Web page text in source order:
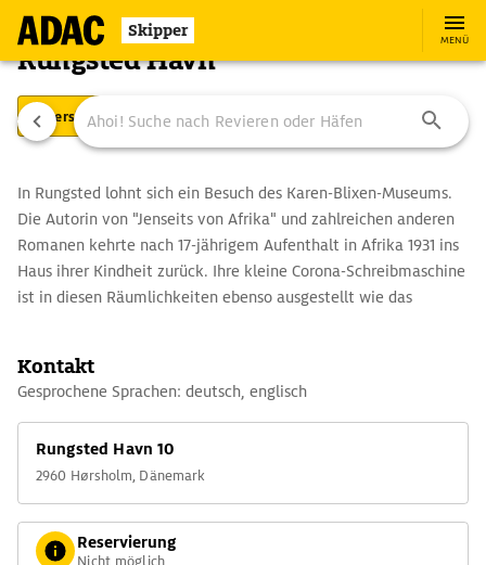
Skipper MENÜ
Rungsted Havn
Übersicht Ausstattung Ansteuerung
In Rungsted lohnt sich ein Besuch des Karen-Blixen-Museums.
Die Autorin von "Jenseits von Afrika" und zahlreichen anderen
Romanen kehrte nach 17-jährigem Aufenthalt in Afrika 1931 ins
Haus ihrer Kindheit zurück. Ihre kleine Corona-Schreibmaschine
ist in diesen Räumlichkeiten ebenso ausgestellt wie das
abstürzte. Die Bibliothek zeigt Werke und Übersetzungen der
eigenwilligen Schriftstellerin, die auch unter Isaak Dinesen oder
Tania Blixen publizierte. Rungstedlund schließt sich ein Park
an, in dem die Schriftstellerin unter einer Buche begraben ist.
Er ist ein Vogelschutzgebiet, aber jedermann zugänglich.
Kontakt
Gesprochene Sprachen: deutsch, englisch
Rungsted Havn 10
2960 Hørsholm, Dänemark
Reservierung
Nicht möglich